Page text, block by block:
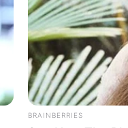
BRAINBERRIES